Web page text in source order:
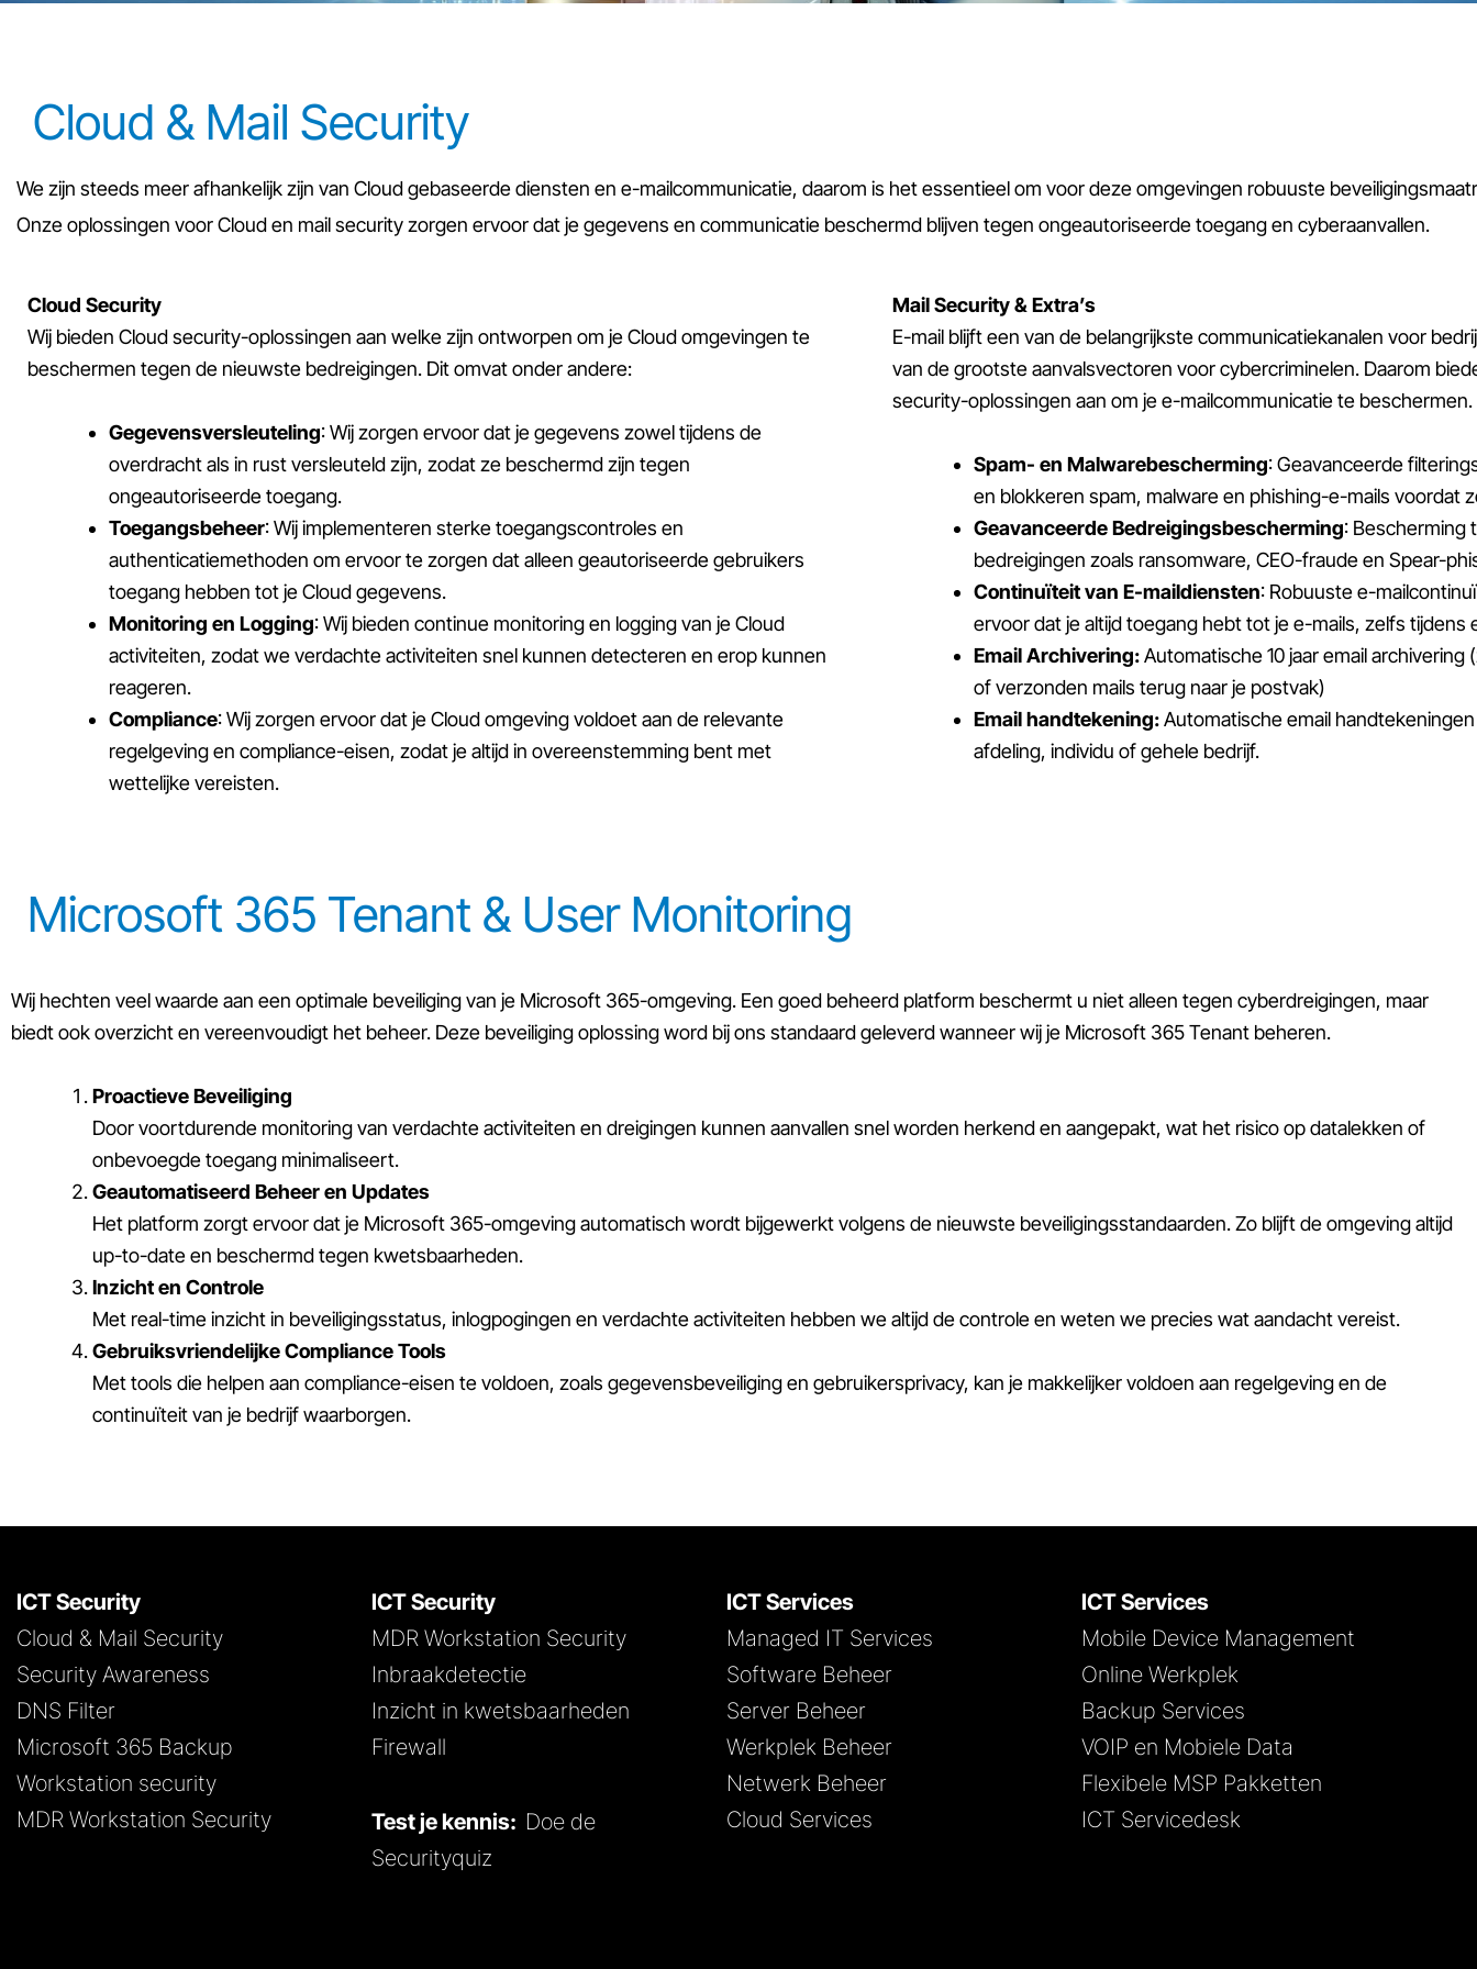
Cloud & Mail Security
We zijn steeds meer afhankelijk zijn van Cloud gebaseerde diensten en e-mailcommunicatie, daarom is het essentieel om voor deze omgevingen robuuste
Onze oplossingen voor Cloud en mail security zorgen ervoor dat je gegevens en communicatie beschermd blijven tegen ongeautoriseerde toegang en cyberaanvallen.
Cloud Security
Wij bieden Cloud security-oplossingen aan welke zijn ontworpen om je Cloud omgevingen te
beschermen tegen de nieuwste bedreigingen. Dit omvat onder andere:
Gegevensversleuteling: Wij zorgen ervoor dat je gegevens zowel tijdens de
overdracht als in rust versleuteld zijn, zodat ze beschermd zijn tegen
ongeautoriseerde toegang.
Toegangsbeheer: Wij implementeren sterke toegangscontroles en
authenticatiemethoden om ervoor te zorgen dat alleen geautoriseerde gebruikers
toegang hebben tot je Cloud gegevens.
Monitoring en Logging: Wij bieden continue monitoring en logging van je Cloud
activiteiten, zodat we verdachte activiteiten snel kunnen detecteren en erop kunnen
reageren.
Compliance: Wij zorgen ervoor dat je Cloud omgeving voldoet aan de relevante
regelgeving en compliance-eisen, zodat je altijd in overeenstemming bent met
wettelijke vereisten.
Mail Security & Extra’s
E-mail blijft een van de belangrijkste communicatiekanalen voor
van de grootste aanvalsvectoren voor cybercriminelen. Daarom
security-oplossingen aan om je e-mailcommunicatie te
Spam- en Malwarebescherming: Geavanceerde
en blokkeren spam, malware en phishing-e-mails voordat
Geavanceerde Bedreigingsbescherming: Bescherming
bedreigingen zoals ransomware, CEO-fraude en Spear-
Continuïteit van E-maildiensten: Robuuste e-
ervoor dat je altijd toegang hebt tot je e-mails, zelfs tijdens
Email Archivering:Automatische 10 jaar email
of verzonden mails terug naar je postvak)
Email handtekening:Automatische email
afdeling, individu of gehele bedrijf.
Microsoft 365 Tenant & User Monitoring
Wij hechten veel waarde aan een optimale beveiliging van je Microsoft 365-omgeving. Een goed beheerd platform beschermt u niet alleen tegen cyberdreigingen, maar
biedt ook overzicht en vereenvoudigt het beheer. Deze beveiliging oplossing word bij ons standaard geleverd wanneer wij je Microsoft 365 Tenant beheren.
Proactieve Beveiliging
Door voortdurende monitoring van verdachte activiteiten en dreigingen kunnen aanvallen snel worden herkend en aangepakt, wat het risico op datalekken of
onbevoegde toegang minimaliseert.
Geautomatiseerd Beheer en Updates
Het platform zorgt ervoor dat je Microsoft 365-omgeving automatisch wordt bijgewerkt volgens de nieuwste beveiligingsstandaarden. Zo blijft de omgeving altijd
up-to-date en beschermd tegen kwetsbaarheden.
Inzicht en Controle
Met real-time inzicht in beveiligingsstatus, inlogpogingen en verdachte activiteiten hebben we altijd de controle en weten we precies wat aandacht vereist.
Gebruiksvriendelijke Compliance Tools
Met tools die helpen aan compliance-eisen te voldoen, zoals gegevensbeveiliging en gebruikersprivacy, kan je makkelijker voldoen aan regelgeving en de
continuïteit van je bedrijf waarborgen.
ICT Security
Cloud & Mail Security
Security Awareness
DNS Filter
Microsoft 365 Backup
Workstation security
MDR Workstation Security
ICT Security
MDR Workstation Security
Inbraakdetectie
Inzicht in kwetsbaarheden
Firewall
Test je kennis: Doe de
Securityquiz
ICT Services
Managed IT Services
Software Beheer
Server Beheer
Werkplek Beheer
Netwerk Beheer
Cloud Services
ICT Services
Mobile Device Management
Online Werkplek
Backup Services
VOIP en Mobiele Data
Flexibele MSP Pakketten
ICT Servicedesk